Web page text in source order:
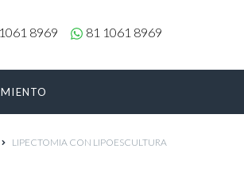
8969 81 1061 8969
LIPECTOMIA CON LIPOESCULTURA